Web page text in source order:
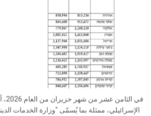
في
الإسرائيلي، ممثلة بما يُسمّى "وزارة الخدمات